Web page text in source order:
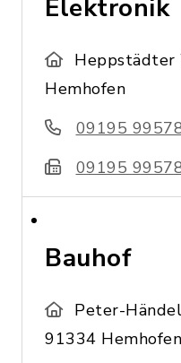
Elektronik
Heppstädter
Hemhofen
09195
09195
Bauhof
Peter-
91334 Hemhofen